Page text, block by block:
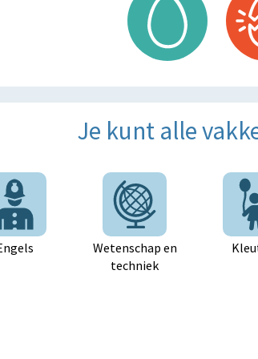
Je kunt alle
Wetenschap en
techniek